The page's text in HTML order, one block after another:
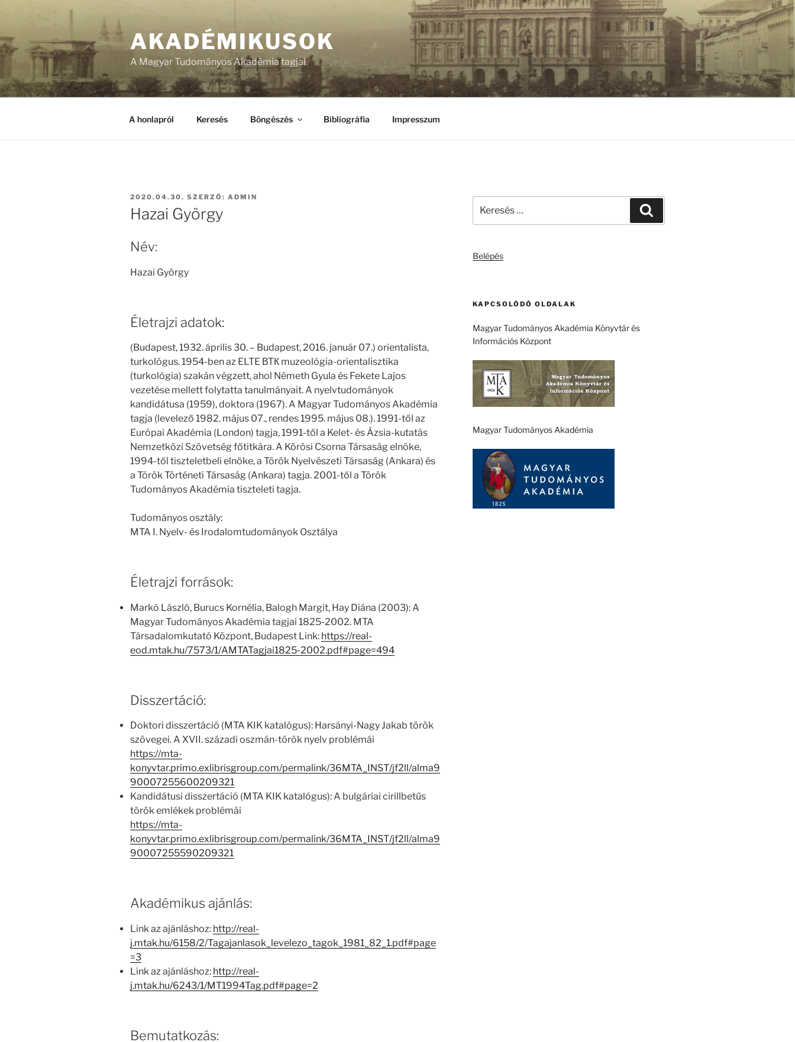
AKADÉMIKUSOK
A Magyar Tudományos Akadémia tagjai
A honlapról Keresés Böngészés Bibliográfia Impresszum
BEKÜLDVE:
2020.04.30. SZERZŐ: ADMIN
Hazai György
Név:
Hazai György
Életrajzi adatok:
(Budapest, 1932. április 30. – Budapest, 2016. január 07.) orientalista,
turkológus. 1954-ben az ELTE ВТК muzeológia-orientalisztika
(turkológia) szakán végzett, ahol Németh Gyula és Fekete Lajos
vezetése mellett folytatta tanulmányait. A nyelvtudományok
kandidátusa (1959), doktora (1967). A Magyar Tudományos Akadémia
tagja (levelező 1982. május 07., rendes 1995. május 08.). 1991-től az
Európai Akadémia (London) tagja, 1991-től a Kelet- és Ázsia-kutatás
Nemzetközi Szövetség főtitkára. A Körösi Csorna Társaság elnöke,
1994-től tiszteletbeli elnöke, a Török Nyelvészeti Társaság (Ankara) és
a Török Történeti Társaság (Ankara) tagja. 2001-től a Török
Tudományos Akadémia tiszteleti tagja.
Tudományos osztály:
MTA I. Nyelv- és Irodalomtudományok Osztálya
Életrajzi források:
Markó László, Burucs Kornélia, Balogh Margit, Hay Diána (2003): A
Magyar Tudományos Akadémia tagjai 1825-2002. MTA
Társadalomkutató Központ, Budapest Link: https://real-
eod.mtak.hu/7573/1/AMTATagjai1825-2002.pdf#page=494
Disszertáció:
Doktori disszertáció (MTA KIK katalógus): Harsányi-Nagy Jakab török
szövegei. A XVII. századi oszmán-török nyelv problémái
https://mta-
konyvtar.primo.exlibrisgroup.com/permalink/36MTA_INST/jf2ll/alma9
90007255600209321
Kandidátusi disszertáció (MTA KIK katalógus): A bulgáriai cirillbetűs
török emlékek problémái
https://mta-
konyvtar.primo.exlibrisgroup.com/permalink/36MTA_INST/jf2ll/alma9
90007255590209321
Akadémikus ajánlás:
Link az ajánláshoz: http://real-
j.mtak.hu/6158/2/Tagajanlasok_levelezo_tagok_1981_82_1.pdf#page
=3
Link az ajánláshoz: http://real-
j.mtak.hu/6243/1/MT1994Tag.pdf#page=2
Bemutatkozás:
következő
Belépés
KAPCSOLÓDÓ OLDALAK
Magyar Tudományos Akadémia Könyvtár és
Információs Központ
Magyar Tudományos Akadémia